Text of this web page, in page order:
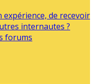
de recevoir
internautes ?
forums